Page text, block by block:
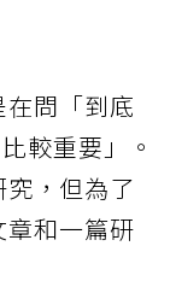
問「到底
較重要」。
，但為了
和一篇研